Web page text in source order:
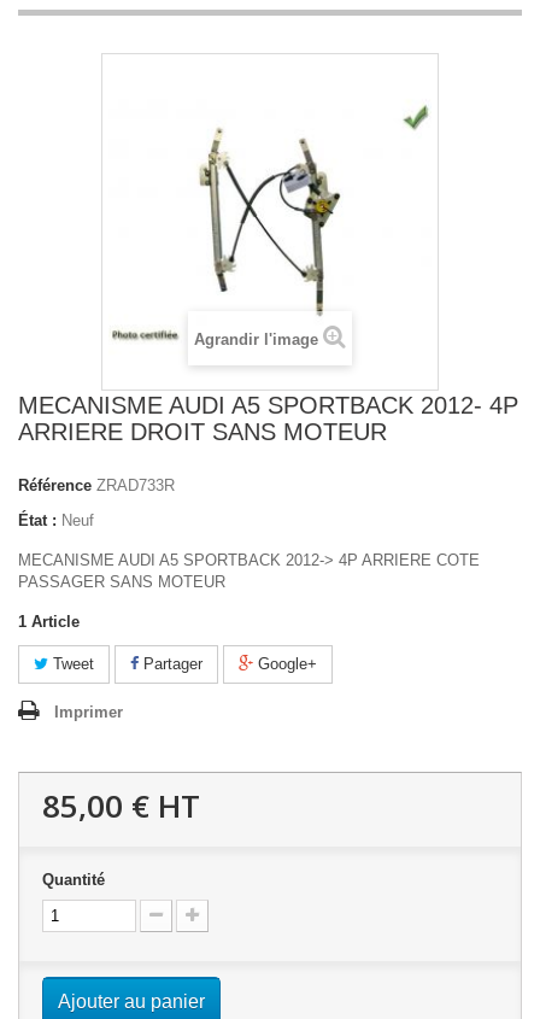
Agrandir l'image
MECANISME AUDI A5 SPORTBACK 2012- 4P
ARRIERE DROIT SANS MOTEUR
Référence ZRAD733R
État : Neuf
MECANISME AUDI A5 SPORTBACK 2012-> 4P ARRIERE COTE
PASSAGER SANS MOTEUR
1 Article
Tweet Partager Google+
Imprimer
85,00 € HT
Quantité
Ajouter au panier